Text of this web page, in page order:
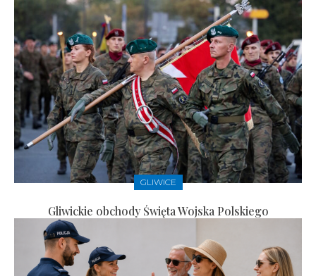
GLIWICE
Gliwickie obchody Święta Wojska Polskiego